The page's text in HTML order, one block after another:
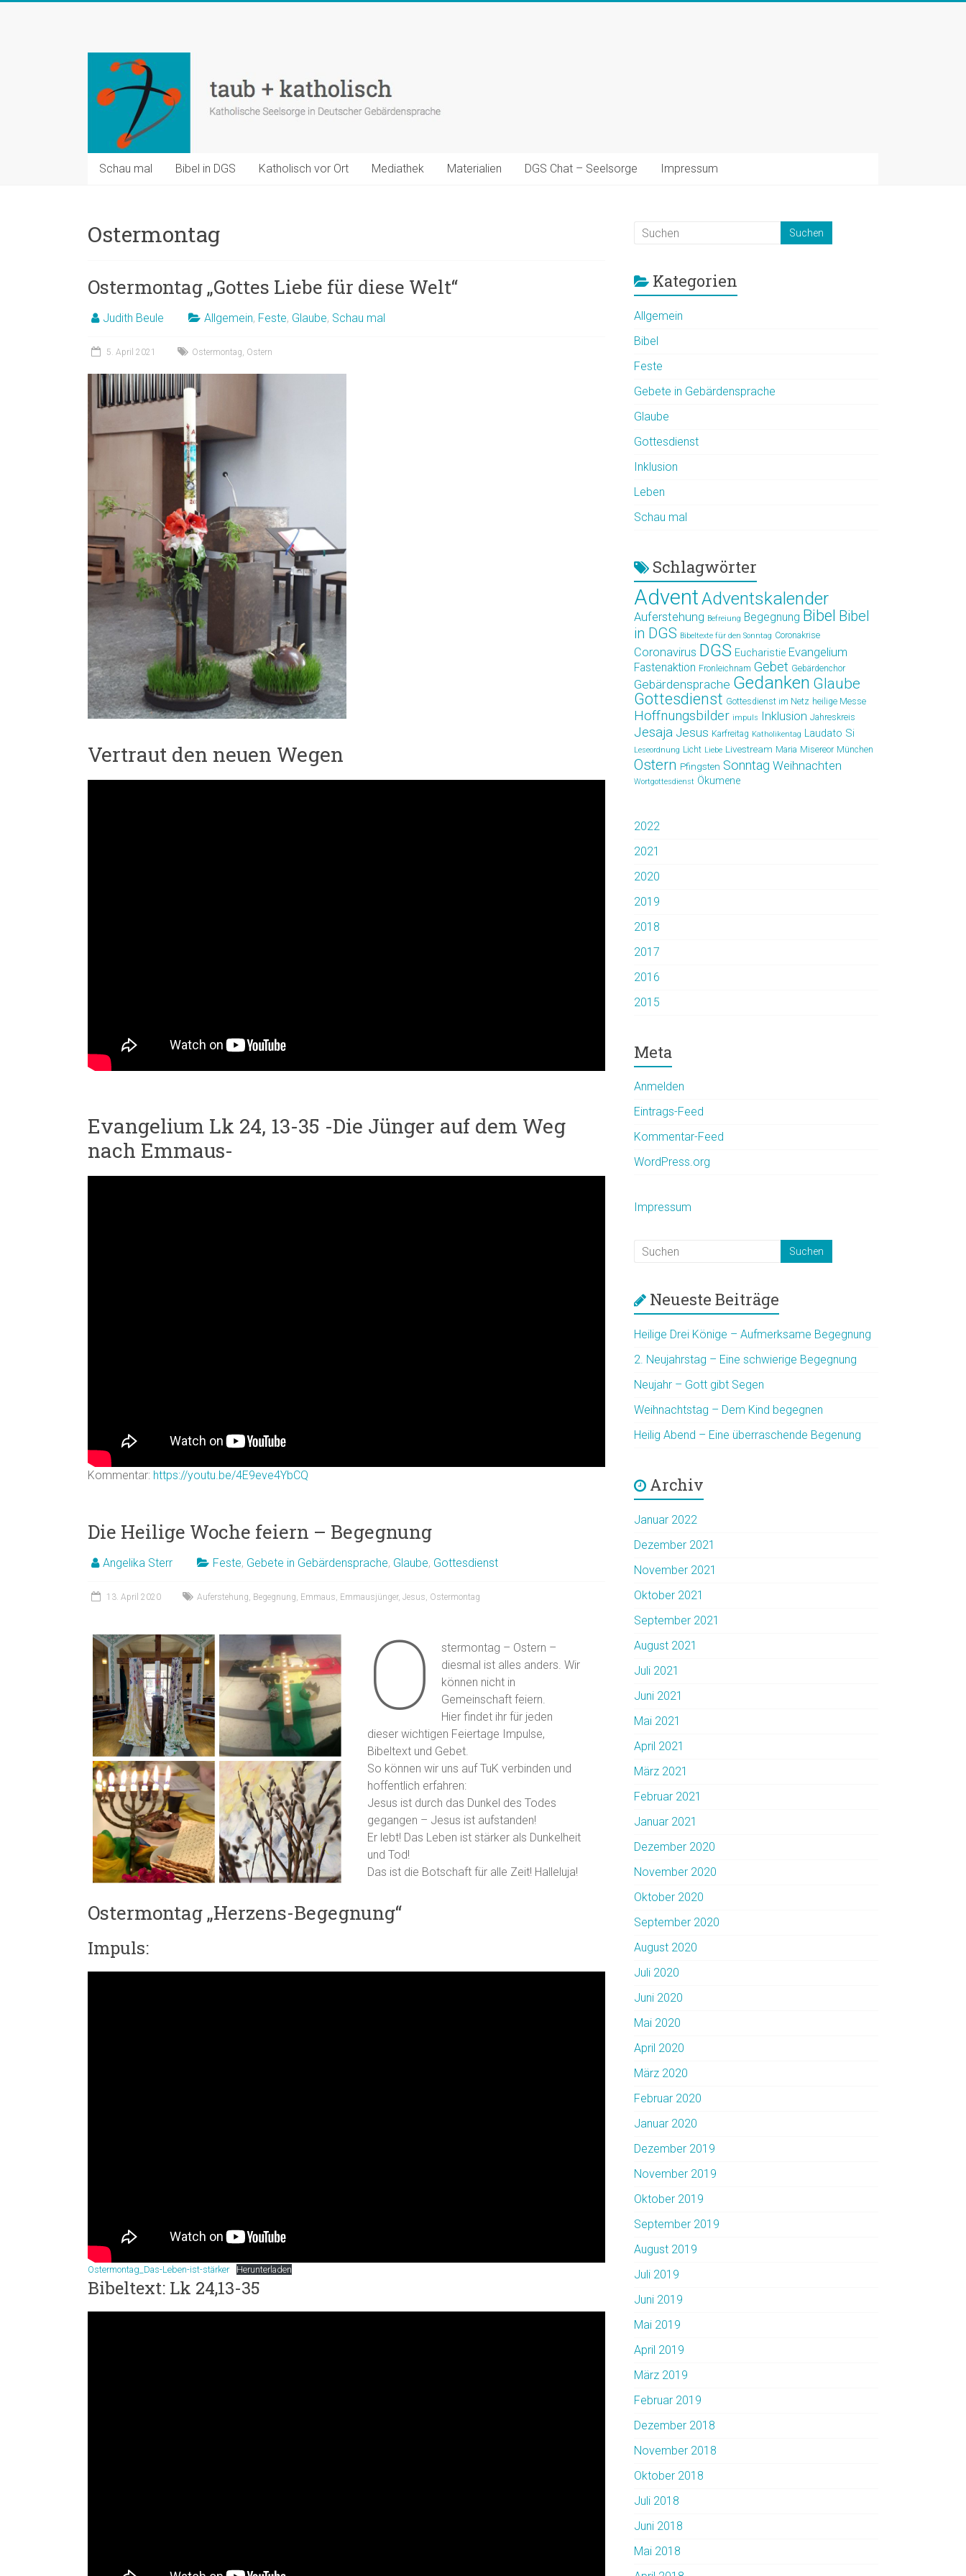
taub
katholisch
Katholische
Seelsorge
Schau mal Bibel in DGS Katholisch vor Ort Mediathek Materialien DGS Chat – Seelsorge Impressum
Ostermontag
Ostermontag „Gottes Liebe für diese Welt“
Judith Beule Allgemein, Feste, Glaube, Schau mal
5. April 2021 Ostermontag, Ostern
Vertraut den neuen Wegen
Evangelium Lk 24, 13-35 -Die Jünger auf dem Weg
nach Emmaus-
Kommentar: https://youtu.be/4E9eve4YbCQ
Die Heilige Woche feiern – Begegnung
Angelika Sterr Feste, Gebete in Gebärdensprache, Glaube, Gottesdienst
13. April 2020 Auferstehung, Begegnung, Emmaus, Emmausjünger, Jesus, Ostermontag
O
stermontag – Ostern –
diesmal ist alles anders. Wir
können nicht in
Gemeinschaft feiern.
Hier findet ihr für jeden
dieser wichtigen Feiertage Impulse,
Bibeltext und Gebet.
So können wir uns auf TuK verbinden und
hoffentlich erfahren:
Jesus ist durch das Dunkel des Todes
gegangen – Jesus ist aufstanden!
Er lebt! Das Leben ist stärker als Dunkelheit
und Tod!
Das ist die Botschaft für alle Zeit! Halleluja!
Ostermontag „Herzens-Begegnung“
Impuls:
Ostermontag_Das-Leben-ist-stärker Herunterladen
Bibeltext: Lk 24,13-35
Kategorien
Allgemein
Bibel
Feste
Gebete in Gebärdensprache
Glaube
Gottesdienst
Inklusion
Leben
Schau mal
Schlagwörter
AdventAdventskalender
Auferstehung Befreiung Begegnung Bibel Bibel
in DGS Bibeltexte für den Sonntag Coronakrise
Coronavirus DGS Eucharistie Evangelium
Fastenaktion Fronleichnam Gebet Gebärdenchor
Gebärdensprache Gedanken Glaube
Gottesdienst Gottesdienst im Netz heilige Messe
Hoffnungsbilder impuls Inklusion Jahreskreis
Jesaja Jesus Karfreitag Katholikentag Laudato Si
Leseordnung Licht Liebe Livestream Maria Misereor München
Ostern Pfingsten Sonntag Weihnachten
Wortgottesdienst Ökumene
2022
2021
2020
2019
2018
2017
2016
2015
Meta
Anmelden
Eintrags-Feed
Kommentar-Feed
WordPress.org
Impressum
Neueste Beiträge
Heilige Drei Könige – Aufmerksame Begegnung
2. Neujahrstag – Eine schwierige Begegnung
Neujahr – Gott gibt Segen
Weihnachtstag – Dem Kind begegnen
Heilig Abend – Eine überraschende Begenung
Archiv
Januar 2022
Dezember 2021
November 2021
Oktober 2021
September 2021
August 2021
Juli 2021
Juni 2021
Mai 2021
April 2021
März 2021
Februar 2021
Januar 2021
Dezember 2020
November 2020
Oktober 2020
September 2020
August 2020
Juli 2020
Juni 2020
Mai 2020
April 2020
März 2020
Februar 2020
Januar 2020
Dezember 2019
November 2019
Oktober 2019
September 2019
August 2019
Juli 2019
Juni 2019
Mai 2019
April 2019
März 2019
Februar 2019
Dezember 2018
November 2018
Oktober 2018
Juli 2018
Juni 2018
Mai 2018